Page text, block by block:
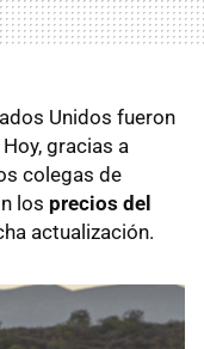
Unidos fueron
Hoy, gracias a
colegas de
los precios del
actualización.